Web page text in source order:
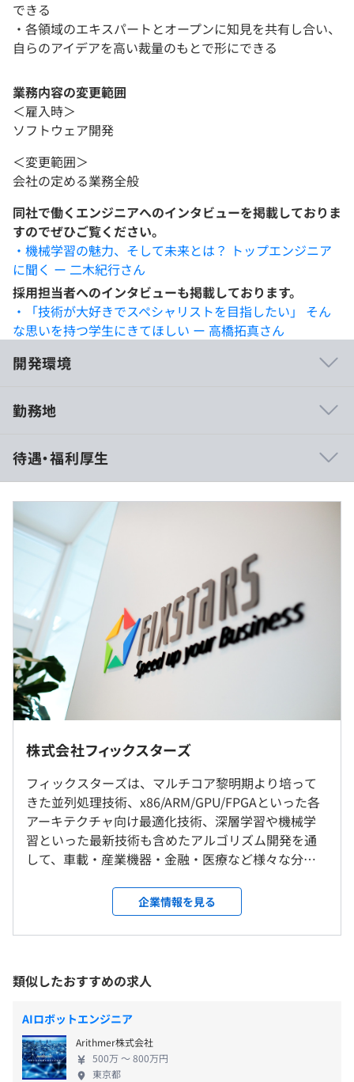
できる
・各領域のエキスパートとオープンに知見を共有し合い、
自らのアイデアを高い裁量のもとで形にできる
業務内容の変更範囲
＜雇入時＞
ソフトウェア開発
＜変更範囲＞
会社の定める業務全般
同社で働くエンジニアへのインタビューを掲載しておりま
すのでぜひご覧ください。
・機械学習の魅力、そして未来とは？ トップエンジニア
に聞く ー 二木紀行さん
採用担当者へのインタビューも掲載しております。
・「技術が大好きでスペシャリストを目指したい」 そん
な思いを持つ学生にきてほしい ー 高橋拓真さん
開発環境
す】
・こだわりのキーボードやマウスが使えます。
・開発に必要なソフトウェア、技術書の購入に特に制限は
ありません。
・各種オープンソースや開発ツール、テストツールなども
自由です。
・申請は必要ですが、自分の機材を持ち込むことも可能で
◆最大13TBとなる大容量高速ストレージの開発
◆大容量と安定した転送速度を実現するFPGA等回路開発
◆爆発的に増加するデータの機械学習処理基盤
◆世界中のスマートフォンに搭載される、NANDフラッシ
ュメモリの制御ソフトウェア開発およびドライバ開発
向けの制御ソフトウェアおよびドライバ開発
◆1秒の高速化が億単位の価値を生み出す、金融デリバテ
ィブシステムの開発・パフォーマンスチューニング
社会的重要度が高い依頼にも、当社ならではのソフトウェ
を提供してまいります。
※特殊性・機密性の高いプロジェクトが多いため、詳細に
ついてはご面談時にご説明させていただきます。
【教育体制】
・勉強会の開催
社内ではさまざまな勉強会を開催しております。プロコン
優績者による勉強会や外部講師をお招きした技術勉強会、
勤務地
東京本社
就業場所の変更範囲
＜雇入時＞
株式会社フィックスターズ 本社
会社の定める場所（配置転換、出向、転籍の可能性あり）
・従業員に対する受動喫煙対策：あり
対策内容：敷地内禁煙（喫煙場所あり）
◆本社
待遇・福利厚生
裁量労働制の場合
■賃金形態：年俸制／年俸を12分割
■賃金の決定方法：経験・能力を考慮の上、当社規定によ
り決定
・エンジニア/シニアエンジニア/アドバンストシニアエン
ジニア(裁量労働制)
月給：500,000円～725,000円（固定残業代含む）
基本給：405,500円～588,000円（固定残業代は月30時間
該当分、94,500円～137,000円を支給）
※超過した場合の時間外労働の残業手当は別途支給
・リードエンジニア(裁量労働制)
月給：750,100円～841,800円（固定残業代・役付き手当
含む）
基本給：357,600円～431,900円+役付き手当250,000円
（固定残業代は月30時間該当分、142,500円～159,900円
を支給）
※超過した場合の時間外労働の残業手当は別途支給
会社の業績や個人の実績により特別賞与を支給します。
※入社初年度については、特別賞与は賃金規定第18条2項
を適用し、入社時期に応じた支払いとします。
（※想定年収は年収提示額を保証するものではありません）
株式会社フィックスターズ
フィックスターズは、マルチコア黎明期より培って
きた並列処理技術、x86/ARM/GPU/FPGAといった各
アーキテクチャ向け最適化技術、深層学習や機械学
習といった最新技術も含めたアルゴリズム開発を通
して、車載・産業機器・金融・医療など様々な分野
る事業成長を目指すべく、これまで蓄積したユニー
クな技術やノウハウを活かしSaaS事業にも取り組ん
でおり、最近では新たにLLM (大規模言語モデル)の事
術」を活かし、企業が自社向けLLMを世界最高レベ
ルの短時間・高いコストパフォーマンスで開発でき
るプラットフォームの開発を進めています。 ■プロ
グラミングが好きなエンジニアが多数在籍 創業以
来、優秀なエンジニア採用に注力してきた当社は、
全社員の90%がエンジニアで構成されています。 そ
企業情報を見る
類似したおすすめの求人
AIロボットエンジニア
Arithmer株式会社
500万 〜 800万円
東京都